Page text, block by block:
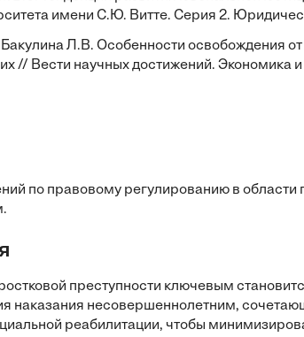
имени С.Ю. Витте. Серия 2.
Л.В. Особенности освобождения от
// Вести научных достижений.
по правовому регулированию в области
преступности ключевым
наказания несовершеннолетним,
реабилитации, чтобы